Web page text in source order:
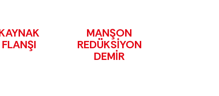
FLANŞI
MANŞON
REDÜKSİYON
DEMİR